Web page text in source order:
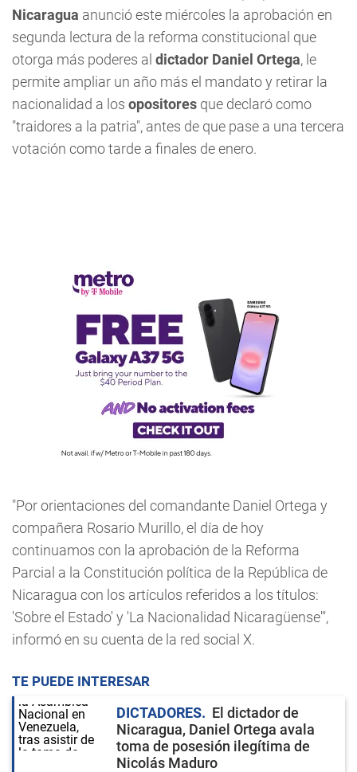
Nicaragua anunció este miércoles la aprobación en
segunda lectura de la reforma constitucional que
otorga más poderes al dictador Daniel Ortega, le
permite ampliar un año más el mandato y retirar la
nacionalidad a los opositores que declaró como
"traidores a la patria", antes de que pase a una tercera
votación como tarde a finales de enero.
"Por orientaciones del comandante Daniel Ortega y
compañera Rosario Murillo, el día de hoy
continuamos con la aprobación de la Reforma
Parcial a la Constitución política de la República de
Nicaragua con los artículos referidos a los títulos:
'Sobre el Estado' y 'La Nacionalidad Nicaragüense'",
informó en su cuenta de la red social X.
TE PUEDE INTERESAR
DICTADORES
El dictador de
Nicaragua, Daniel Ortega avala
toma de posesión ilegítima de
Nicolás Maduro